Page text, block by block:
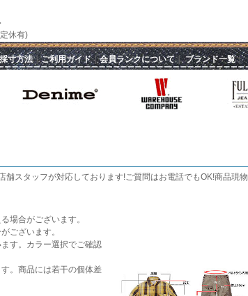
休有)
採寸方法｜ご利用ガイド｜会員ランクについて｜ブランド一覧｜
スタッフが対応しております!ご質問はお電話でもOK!商品現物
場合がございます。
ございます。
す。カラー選択でご確認
。商品には若干の個体差